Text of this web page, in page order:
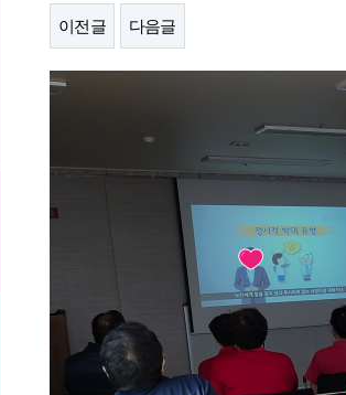
이전글 다음글